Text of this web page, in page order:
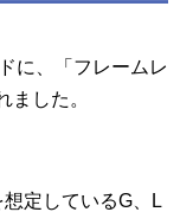
に、「フレームレ
ました。
定しているG、L